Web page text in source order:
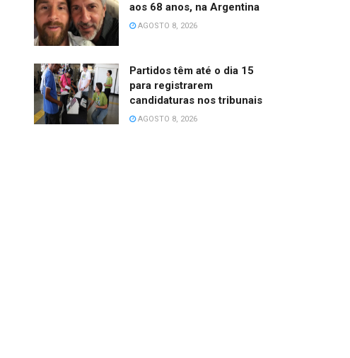
aos 68 anos, na Argentina
AGOSTO 8, 2026
Partidos têm até o dia 15
para registrarem
candidaturas nos tribunais
AGOSTO 8, 2026